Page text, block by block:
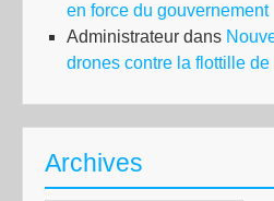
en force du gouvernement
Administrateur dans
drones contre la flottille
Archives